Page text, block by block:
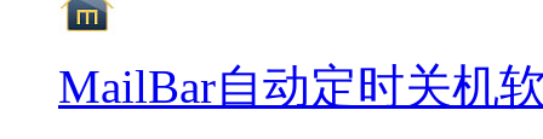
MailBar自动定时关机